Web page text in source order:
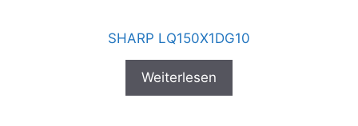
SHARP LQ150X1DG10
Weiterlesen